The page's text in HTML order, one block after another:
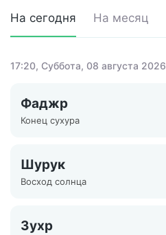
На сегодня На месяц
17:20, Суббота, 08 августа 2026
Фаджр
Конец сухура
Шурук
Восход солнца
Зухр